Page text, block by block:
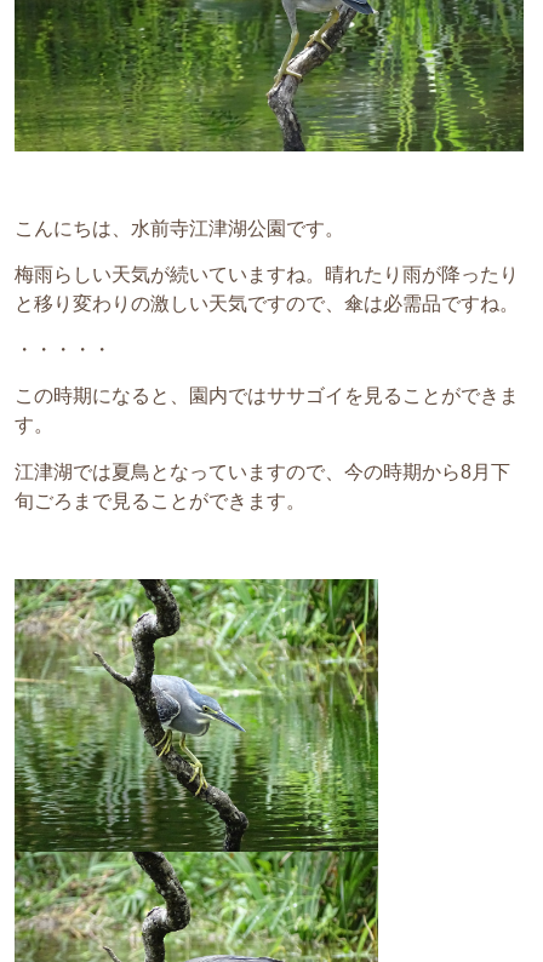
こんにちは、水前寺江津湖公園です。
梅雨らしい天気が続いていますね。晴れたり雨が降ったり
と移り変わりの激しい天気ですので、傘は必需品ですね。
・・・・・
この時期になると、園内ではササゴイを見ることができま
す。
江津湖では夏鳥となっていますので、今の時期から8月下
旬ごろまで見ることができます。